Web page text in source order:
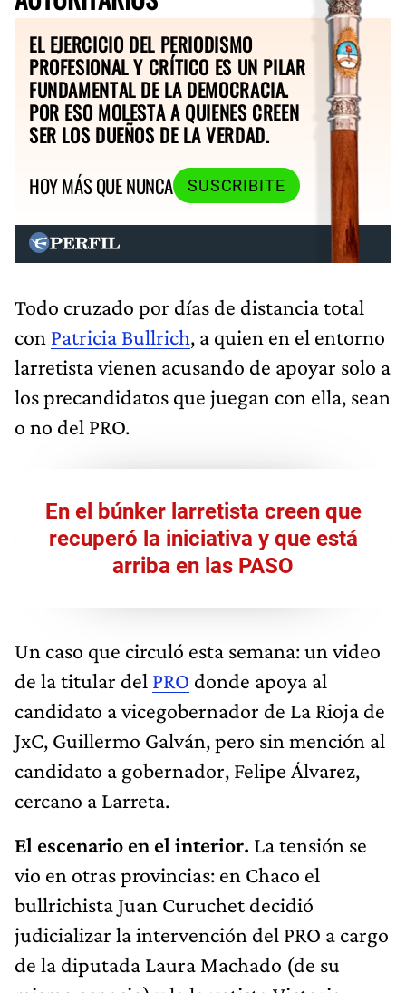
EL EJERCICIO DEL PERIODISMO
PROFESIONAL Y CRÍTICO ES UN PILAR
FUNDAMENTAL DE LA DEMOCRACIA.
POR ESO MOLESTA A QUIENES CREEN
SER LOS DUEÑOS DE LA VERDAD.
HOY MÁS QUE NUNCA
SUSCRIBITE
Todo cruzado por días de distancia total
con Patricia Bullrich, a quien en el entorno
larretista vienen acusando de apoyar solo a
los precandidatos que juegan con ella, sean
o no del PRO.
En el búnker larretista creen que
recuperó la iniciativa y que está
arriba en las PASO
Un caso que circuló esta semana: un video
de la titular del PRO donde apoya al
candidato a vicegobernador de La Rioja de
JxC, Guillermo Galván, pero sin mención al
candidato a gobernador, Felipe Álvarez,
cercano a Larreta.
El escenario en el interior. La tensión se
vio en otras provincias: en Chaco el
bullrichista Juan Curuchet decidió
judicializar la intervención del PRO a cargo
de la diputada Laura Machado (de su